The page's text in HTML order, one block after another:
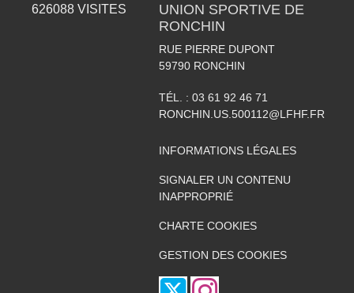
626088 VISITES
UNION SPORTIVE DE
RONCHIN
RUE PIERRE DUPONT
59790 RONCHIN
TÉL. : 03 61 92 46 71
RONCHIN.US.500112@LFHF.FR
INFORMATIONS LÉGALES
SIGNALER UN CONTENU
INAPPROPRIÉ
CHARTE COOKIES
GESTION DES COOKIES